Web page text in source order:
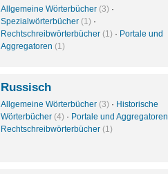
Allgemeine Wörterbücher (3) ·
Spezialwörterbücher (1) ·
Rechtschreibwörterbücher (1) · Portale und
Aggregatoren (1)
Russisch
Allgemeine Wörterbücher (3) · Historische
Wörterbücher (4) · Portale und Aggregatoren
Rechtschreibwörterbücher (1)